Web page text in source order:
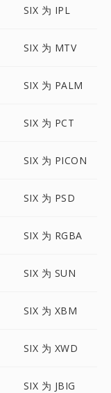
SIX 为 IPL
SIX 为 MTV
SIX 为 PALM
SIX 为 PCT
SIX 为 PICON
SIX 为 PSD
SIX 为 RGBA
SIX 为 SUN
SIX 为 XBM
SIX 为 XWD
SIX 为 JBIG